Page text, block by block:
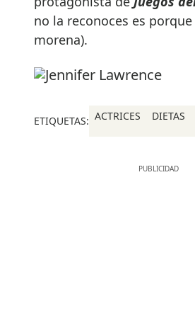
no la reconoces es
morena).
ETIQUETAS: ACTRICES DIETAS